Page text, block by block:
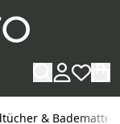
& Badematten